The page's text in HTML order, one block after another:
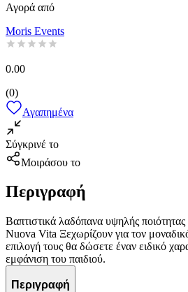
Αγορά από
Moris Events
0.00
(0)
Αγαπημένα
Σύγκρινέ το
Μοιράσου το
Περιγραφή
Βαπτιστικά λαδόπανα υψηλής
Nuova Vita Ξεχωρίζουν για τον
επιλογή τους θα δώσετε έναν ειδικό
εμφάνιση του παιδιού.
Περιγραφή